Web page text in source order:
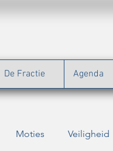
De Fractie Agenda
Moties Veiligheid